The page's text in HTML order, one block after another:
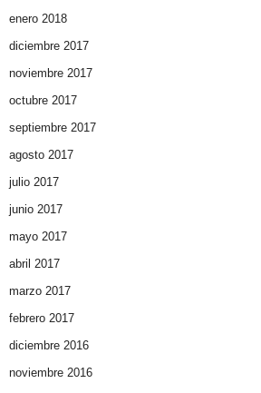
enero 2018
diciembre 2017
noviembre 2017
octubre 2017
septiembre 2017
agosto 2017
julio 2017
junio 2017
mayo 2017
abril 2017
marzo 2017
febrero 2017
diciembre 2016
noviembre 2016